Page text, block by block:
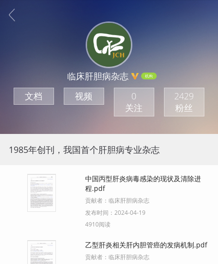
临床肝胆病杂志 机构
文档 视频
0
关注
2429
粉丝
1985年创刊，我国首个肝胆病专业杂志
中国丙型肝炎病毒感染的现状及清除进
程.pdf
贡献者： 临床肝胆病杂志
发布时间： 2024-04-19
4910阅读
乙型肝炎相关肝内胆管癌的发病机制.pdf
贡献者： 临床肝胆病杂志